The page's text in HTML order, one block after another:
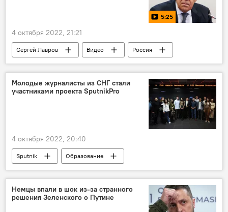
5:25
4 октября 2022, 21:21
Сергей Лавров Видео
Россия
Донбасс
Владимир Зеленский
Петр Порошенко
Политика
Украина
МИД РФ
Молодые журналисты из СНГ стали
участниками проекта SputnikPro
4 октября 2022, 20:40
Sputnik Образование
Немцы впали в шок из-за странного
решения Зеленского о Путине